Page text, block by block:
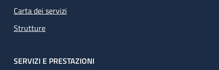
Carta dei servizi
Strutture
SERVIZI E PRESTAZIONI